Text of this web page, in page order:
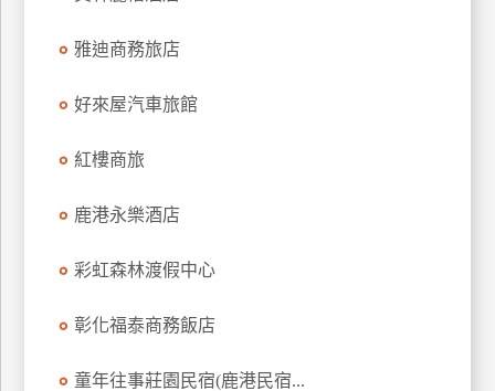
雅迪商務旅店
好來屋汽車旅館
紅樓商旅
鹿港永樂酒店
彩虹森林渡假中心
彰化福泰商務飯店
童年往事莊園民宿(鹿港民宿...